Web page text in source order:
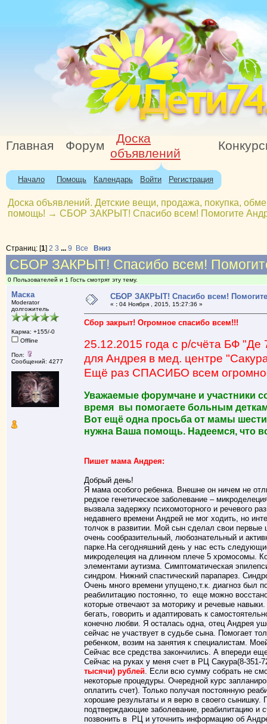
Главная Форум
Доска
объявлений
Начало Помощь Календарь Войти Регистрация
Доска объявлений. Детские вещи, продажа, покупка,
помощь! → СБОР ЗАКРЫТ! Спасибо всем! Помогите
Страниц: [1] 2 3 ... 9 Все Вниз
СБОР ЗАКРЫТ! Спасибо всем!
0 Пользователей и 1 Гость смотрят эту тему.
Маска
Moderator
долгожитель
Карма: +155/-0
Offline
Пол:
Сообщений: 4277
СБОР ЗАКРЫТ! Спасибо всем!
« :04 Ноября , 2015, 15:27:36 »
Сбор закрыт! Огромное спасибо всем!!!
25.12.2015 года с р/счёта БФ "Де
для Андрея в мед. центре
Ещё раз СПАСИБО всем
Уважаемые форумчане и участники
время вы помогаете больным
Вот ещё одна просьба от мамы
нужна Ваша помощь. Надеемся, что
Пишет мама Андрея:
Добрый день!
Я мама особого ребенка. Внешне он ничем не
редкое генетическое заболевание –
вызвала задержку психомоторного и речевого
недавнего времени Андрей не мог ходить, но
толчок в развитии. Мой сын сделал свои
очень сообразительный, любознательный и
парке.На сегодняшний день у нас есть
микроделеция на длинном плече 5 хромосомы.
элементами аутизма. Симптоматическая
синдром. Нижний спастический парапарез.
Очень много времени упущено,т.к. диагноз был
реабилитацию постоянно, то еще можно
которые отвечают за моторику и речевые
бегать, говорить и адаптировать к
конечно любви. Я осталась одна, отец Андрея
сейчас не участвует в судьбе сына. Помогает
ребенком, возим на занятия к специалистам.
Сейчас все средства закончились. А впереди
Сейчас на руках у меня счет в РЦ Сакура(8-351-
тысячи) рублей. Если всю сумму собрать не
некоторые процедуры. Очередной курс
оплатить счет). Только получая постоянную
хорошие результаты и я верю в своего
подтверждающие заболевание, реабилитацию и
позвонить в РЦ и уточнить информацию об